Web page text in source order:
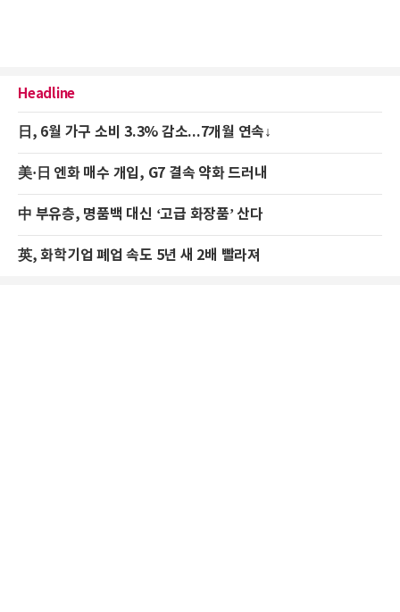
Headline
日, 6월 가구 소비 3.3% 감소...7개월 연속↓
美·日 엔화 매수 개입, G7 결속 약화 드러내
中 부유층, 명품백 대신 ‘고급 화장품’ 산다
英, 화학기업 폐업 속도 5년 새 2배 빨라져